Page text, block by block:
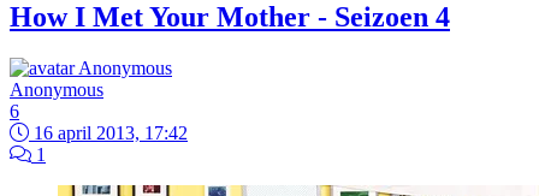
How I Met Your Mother - Seizoen 4
Anonymous
6
16 april 2013, 17:42
1